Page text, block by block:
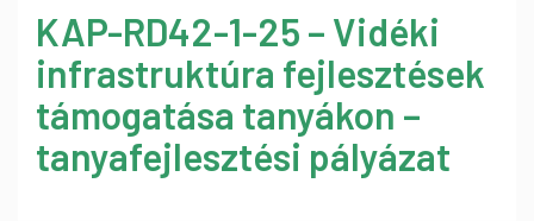
KAP-RD42-1-25 – Vidéki
infrastruktúra fejlesztések
támogatása tanyákon –
tanyafejlesztési pályázat